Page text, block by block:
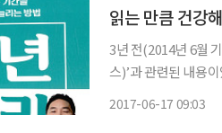
읽는 만큼 건강
3년 전(2014년 6월
스)’과 관련된 내용
2017-06-17 09:03